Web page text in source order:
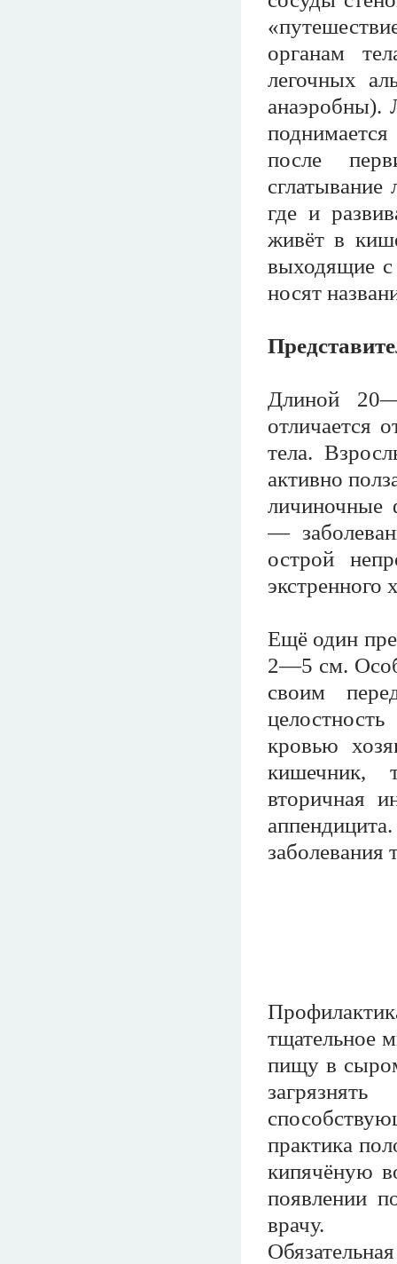
органам
легочных
анаэробны).
после
где и
живёт в
выходящие с
носят
Длиной
отличается
тела.
активно
личиночные
—
острой
экстренного
Ещё один
2—5 см.
своим
кровью
кишечник,
вторичная
заболевания
тщательное
пищу в
практика
кипячёную
появлении
врачу.